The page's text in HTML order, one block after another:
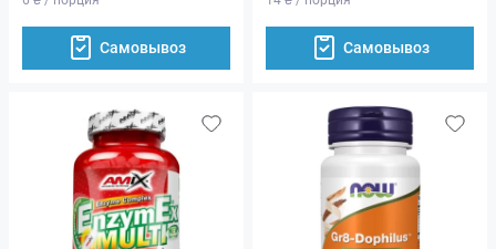
Самовывоз Самовывоз